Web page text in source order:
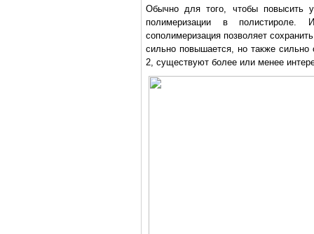
Обычно для того, чтобы повысить
полимеризации в полистироле.
сополимеризация позволяет
сильно повышается, но также сильно
2, существуют более или менее